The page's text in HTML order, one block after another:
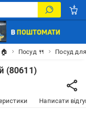
Посуд 🍴 Посуд
(80611)
Написати